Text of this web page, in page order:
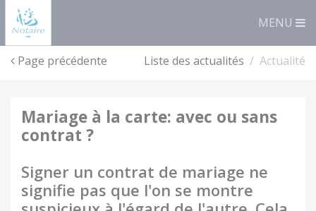
MENU
Page précédente Liste des actualités Actualité
mariage à la carte: avec ou sans
contrat ?
Signer un contrat de mariage ne
signifie pas que l'on se montre
Panneau de gestion des cookies